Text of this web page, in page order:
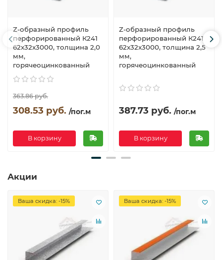
Z-образный профиль
перфорированный К241
62x32x3000, толщина 2,0
мм,
горячеоцинкованный
363.86 руб.
308.53 руб. /пог.м
В корзину
Z-образный профиль
перфорированный К241
62x32x3000, толщина 2,5
мм,
горячеоцинкованный
387.73 руб. /пог.м
В корзину
Акции
Ваша скидка: -15% Ваша скидка: -15%